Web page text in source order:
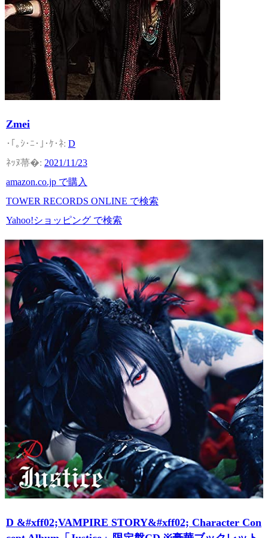
Zmei
D
2021/11/23
amazon.co.jp で購入
TOWER RECORDS ONLINE で検索
Yahoo!ショッピング で検索
D &#xff02;VAMPIRE STORY&#xff02; Character Con